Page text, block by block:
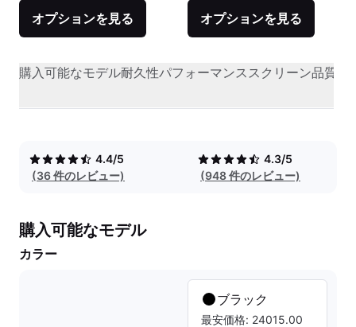
オプションを見る オプションを見る
購入可能なモデル耐久性パフォーマンススクリーン品質
4.4/5
(36 件のレビュー)
4.3/5
(948 件のレビュー)
購入可能なモデル
カラー
ブラック
最安価格: 24015.00